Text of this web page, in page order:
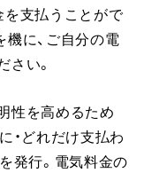
を支払うことがで
に、ご自分の電
い。
性を高めるため
・どれだけ支払わ
発行。電気料金の